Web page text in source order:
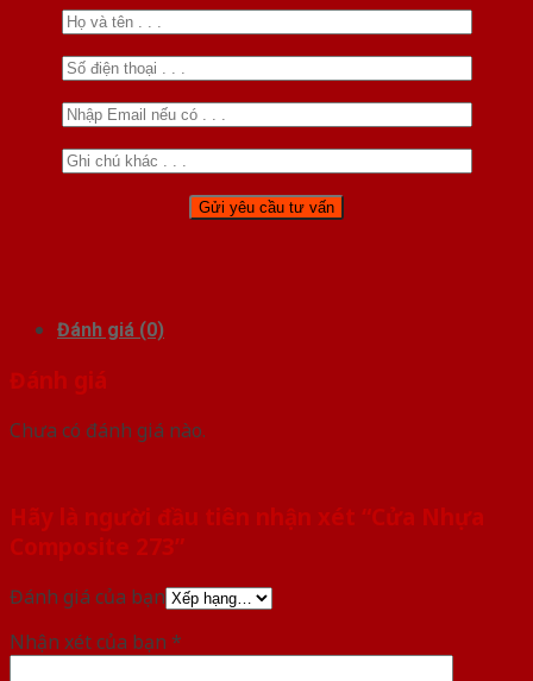
Đánh giá (0)
Đánh giá
Chưa có đánh giá nào.
Hãy là người đầu tiên nhận xét “Cửa Nhựa
Composite 273”
Đánh giá của bạn
Nhận xét của bạn *